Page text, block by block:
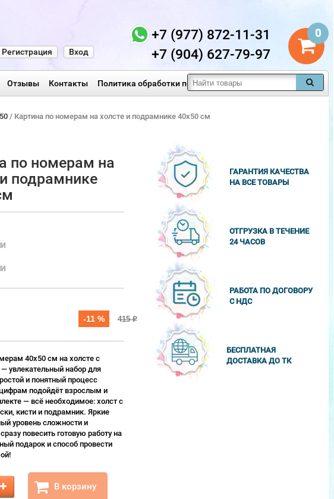
0
+7 (977) 872-11-31
+7 (904) 627-79-97
Вход
Регистрация
Отзывы Контакты Политика обработки персональных данных
/ Картина по номерам на холсте и подрамнике 40х50 см
по номерам на
подрамнике
-11 % 415₽
40х50 см на холсте с
увлекательный набор для
и понятный процесс
подойдёт взрослым и
— всё необходимое: холст с
кисти и подрамник. Яркие
уровень сложности и
повесить готовую работу на
подарок и способ провести
В корзину
ГАРАНТИЯ КАЧЕСТВА
НА ВСЕ ТОВАРЫ
ОТГРУЗКА В ТЕЧЕНИЕ
24 ЧАСОВ
РАБОТА ПО ДОГОВОРУ
С НДС
БЕСПЛАТНАЯ
ДОСТАВКА ДО ТК